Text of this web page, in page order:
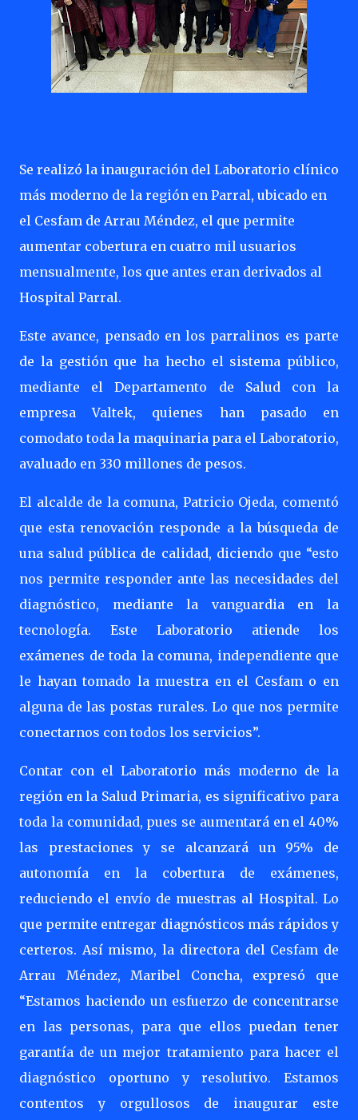
Se realizó la inauguración del Laboratorio clínico
más moderno de la región en Parral, ubicado en
el Cesfam de Arrau Méndez, el que permite
aumentar cobertura en cuatro mil usuarios
mensualmente, los que antes eran derivados al
Hospital Parral.
Este avance, pensado en los parralinos es parte
de la gestión que ha hecho el sistema público,
mediante el Departamento de Salud con la
empresa Valtek, quienes han pasado en
comodato toda la maquinaria para el Laboratorio,
avaluado en 330 millones de pesos.
El alcalde de la comuna, Patricio Ojeda, comentó
que esta renovación responde a la búsqueda de
una salud pública de calidad, diciendo que “esto
nos permite responder ante las necesidades del
diagnóstico, mediante la vanguardia en la
tecnología. Este Laboratorio atiende los
exámenes de toda la comuna, independiente que
le hayan tomado la muestra en el Cesfam o en
alguna de las postas rurales. Lo que nos permite
conectarnos con todos los servicios”.
Contar con el Laboratorio más moderno de la
región en la Salud Primaria, es significativo para
toda la comunidad, pues se aumentará en el 40%
las prestaciones y se alcanzará un 95% de
autonomía en la cobertura de exámenes,
reduciendo el envío de muestras al Hospital. Lo
que permite entregar diagnósticos más rápidos y
certeros. Así mismo, la directora del Cesfam de
Arrau Méndez, Maribel Concha, expresó que
“Estamos haciendo un esfuerzo de concentrarse
en las personas, para que ellos puedan tener
garantía de un mejor tratamiento para hacer el
diagnóstico oportuno y resolutivo. Estamos
contentos y orgullosos de inaugurar este